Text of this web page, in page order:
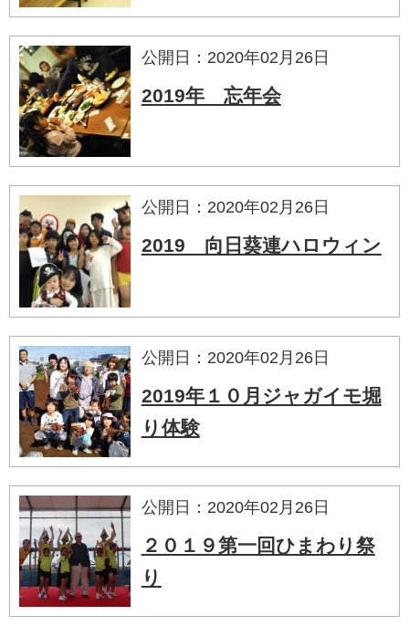
公開日：2020年02月26日
2019年 忘年会
公開日：2020年02月26日
2019 向日葵連ハロウィン
公開日：2020年02月26日
2019年１０月ジャガイモ堀
り体験
公開日：2020年02月26日
２０１９第一回ひまわり祭
り